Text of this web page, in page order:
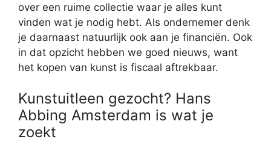
over een ruime collectie waar je alles kunt
vinden wat je nodig hebt. Als ondernemer denk
je daarnaast natuurlijk ook aan je financiën. Ook
in dat opzicht hebben we goed nieuws, want
het kopen van kunst is fiscaal aftrekbaar.
Kunstuitleen gezocht? Hans
Abbing Amsterdam is wat je
zoekt